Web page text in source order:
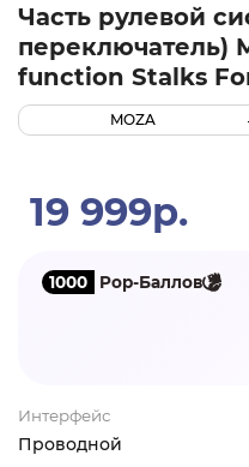
Часть рулевой
переключатель)
function Stalks
MOZA
19 999р.
1000 Pop-Баллов
Интерфейс
Проводной